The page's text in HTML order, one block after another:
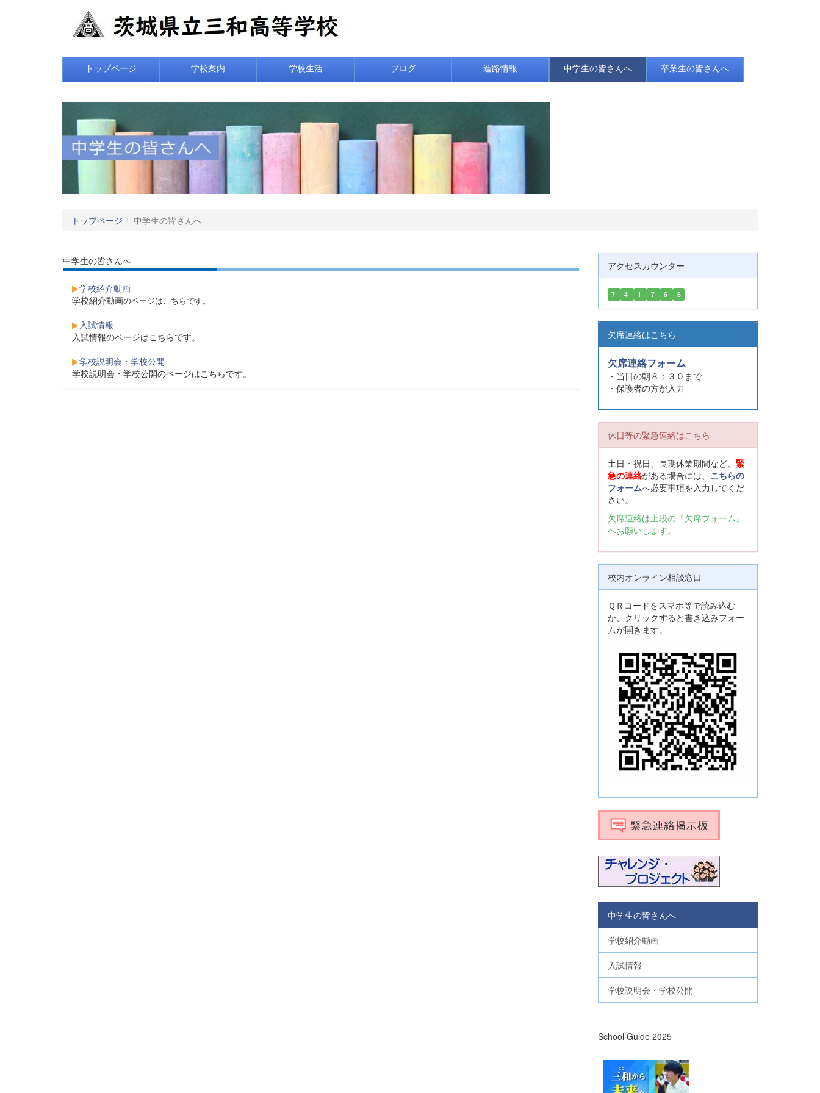
トップページ 学校案内 学校生活 ブログ 進路情報 中学生の皆さんへ 卒業生の皆さんへ
トップページ 中学生の皆さんへ
中学生の皆さんへ
学校紹介動画
学校紹介動画のページはこちらです。
入試情報
入試情報のページはこちらです。
学校説明会・学校公開
学校説明会・学校公開のページはこちらです。
アクセスカウンター
7 4 1 7 6 8
欠席連絡はこちら
欠席連絡フォーム
・当日の朝８：３０まで
・保護者の方が入力
休日等の緊急連絡はこちら
土日・祝日、長期休業期間など、 緊
急の連絡がある場合には、 こちらの
フォームへ必要事項を入力してくだ
さい。
欠席連絡は上段の『欠席フォーム』
へお願いします。
校内オンライン相談窓口
ＱＲコードをスマホ等で読み込む
か、クリックすると書き込みフォー
ムが開きます。
中学生の皆さんへ
学校紹介動画
入試情報
学校説明会・学校公開
School Guide 2025